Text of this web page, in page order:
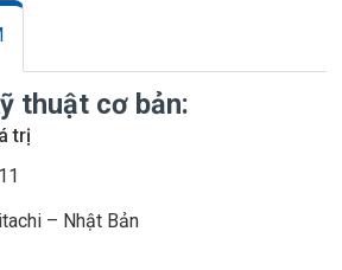
thuật cơ bản:
trị
– Nhật Bản